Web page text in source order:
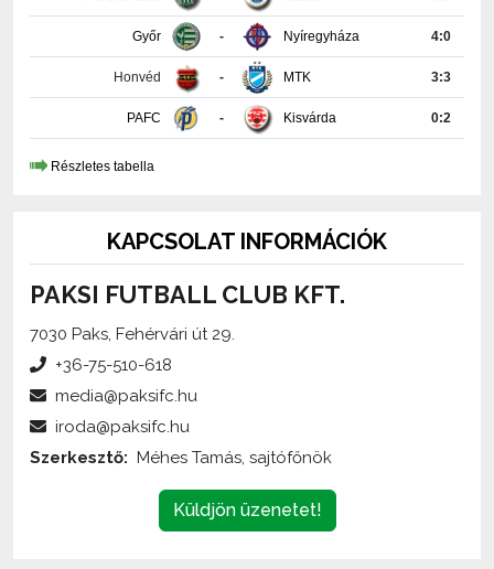
Honvéd MTK 3:3
PAFC Kisvárda 0:2
Részletes tabella
PAKSI FUTBALL CLUB KFT.
7030 Paks, Fehérvári út 29.
Küldjön üzenetet!